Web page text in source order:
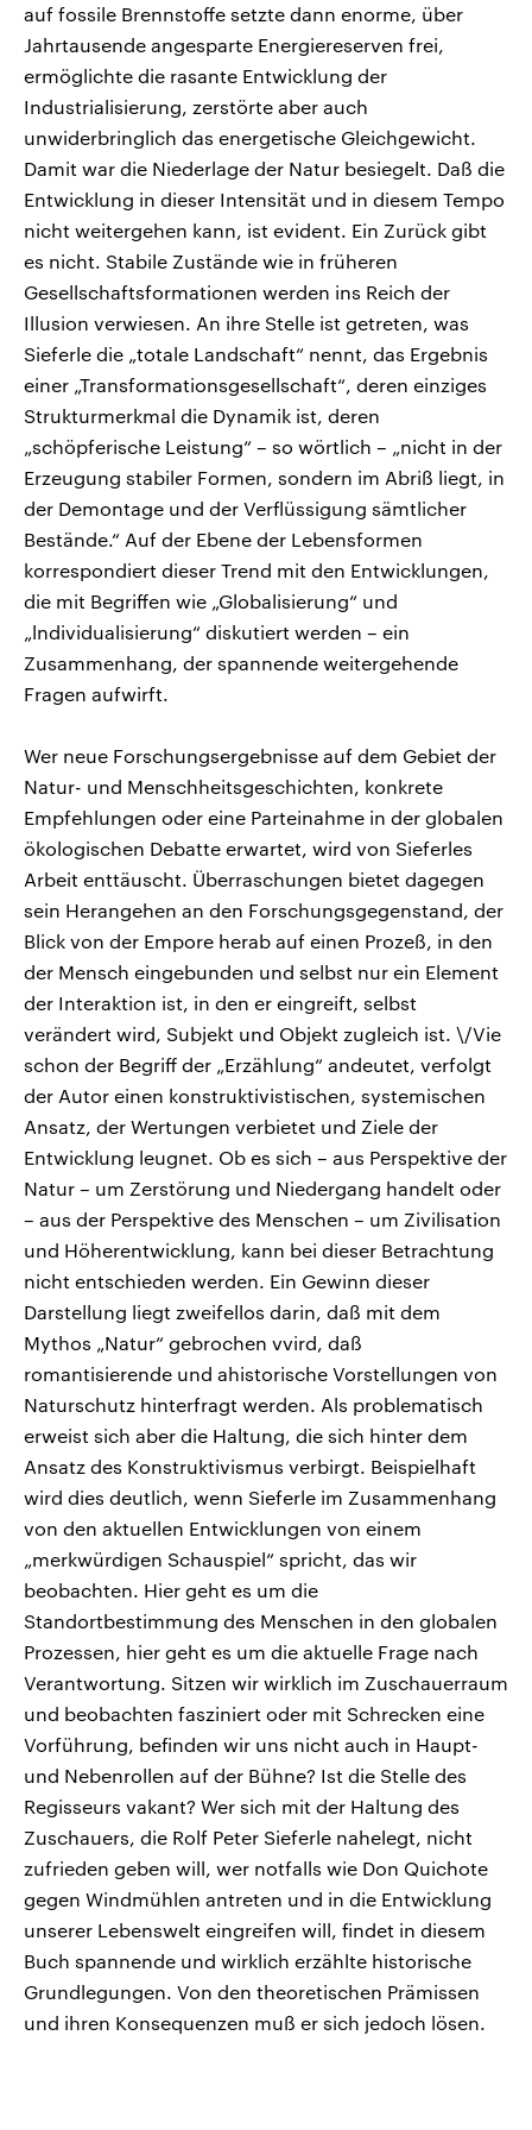
auf fossile Brennstoffe setzte dann enorme, über
Jahrtausende angesparte Energiereserven frei,
ermöglichte die rasante Entwicklung der
Industrialisierung, zerstörte aber auch
unwiderbringlich das energetische Gleichgewicht.
Damit war die Niederlage der Natur besiegelt. Daß die
Entwicklung in dieser Intensität und in diesem Tempo
nicht weitergehen kann, ist evident. Ein Zurück gibt
es nicht. Stabile Zustände wie in früheren
Gesellschaftsformationen werden ins Reich der
Illusion verwiesen. An ihre Stelle ist getreten, was
Sieferle die „totale Landschaft“ nennt, das Ergebnis
einer „Transformationsgesellschaft“, deren einziges
Strukturmerkmal die Dynamik ist, deren
„schöpferische Leistung“ – so wörtlich – „nicht in der
Erzeugung stabiler Formen, sondern im Abriß liegt, in
der Demontage und der Verflüssigung sämtlicher
Bestände.“ Auf der Ebene der Lebensformen
korrespondiert dieser Trend mit den Entwicklungen,
die mit Begriffen wie „Globalisierung“ und
„lndividualisierung“ diskutiert werden – ein
Zusammenhang, der spannende weitergehende
Fragen aufwirft.
Wer neue Forschungsergebnisse auf dem Gebiet der
Natur- und Menschheitsgeschichten, konkrete
Empfehlungen oder eine Parteinahme in der globalen
ökologischen Debatte erwartet, wird von Sieferles
Arbeit enttäuscht. Überraschungen bietet dagegen
sein Herangehen an den Forschungsgegenstand, der
Blick von der Empore herab auf einen Prozeß, in den
der Mensch eingebunden und selbst nur ein Element
der Interaktion ist, in den er eingreift, selbst
verändert wird, Subjekt und Objekt zugleich ist. \/Vie
schon der Begriff der „Erzählung“ andeutet, verfolgt
der Autor einen konstruktivistischen, systemischen
Ansatz, der Wertungen verbietet und Ziele der
Entwicklung leugnet. Ob es sich – aus Perspektive der
Natur – um Zerstörung und Niedergang handelt oder
– aus der Perspektive des Menschen – um Zivilisation
und Höherentwicklung, kann bei dieser Betrachtung
nicht entschieden werden. Ein Gewinn dieser
Darstellung liegt zweifellos darin, daß mit dem
Mythos „Natur“ gebrochen vvird, daß
romantisierende und ahistorische Vorstellungen von
Naturschutz hinterfragt werden. Als problematisch
erweist sich aber die Haltung, die sich hinter dem
Ansatz des Konstruktivismus verbirgt. Beispielhaft
wird dies deutlich, wenn Sieferle im Zusammenhang
von den aktuellen Entwicklungen von einem
„merkwürdigen Schauspiel“ spricht, das wir
beobachten. Hier geht es um die
Standortbestimmung des Menschen in den globalen
Prozessen, hier geht es um die aktuelle Frage nach
Verantwortung. Sitzen wir wirklich im Zuschauerraum
und beobachten fasziniert oder mit Schrecken eine
Vorführung, befinden wir uns nicht auch in Haupt-
und Nebenrollen auf der Bühne? Ist die Stelle des
Regisseurs vakant? Wer sich mit der Haltung des
Zuschauers, die Rolf Peter Sieferle nahelegt, nicht
zufrieden geben will, wer notfalls wie Don Quichote
gegen Windmühlen antreten und in die Entwicklung
unserer Lebenswelt eingreifen will, findet in diesem
Buch spannende und wirklich erzählte historische
Grundlegungen. Von den theoretischen Prämissen
und ihren Konsequenzen muß er sich jedoch lösen.